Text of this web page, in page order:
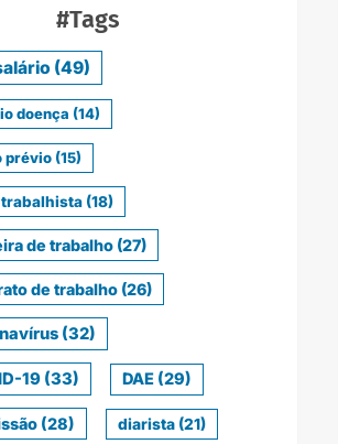
#Tags
(49)
doença (14)
prévio (15)
trabalhista (18)
de trabalho (27)
de trabalho (26)
(32)
19 (33) DAE (29)
(28) diarista (21)